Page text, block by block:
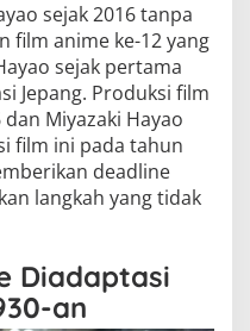
sejak 2016 tanpa
film anime ke-12 yang
sejak pertama
Jepang. Produksi film
Miyazaki Hayao
film ini pada tahun
deadline
langkah yang tidak
Diadaptasi
an